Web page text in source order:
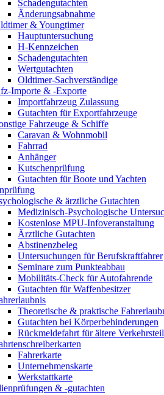
Schadengutachten
Änderungsabnahme
& Youngtimer
Hauptuntersuchung
H-Kennzeichen
Schadengutachten
Wertgutachten
Oldtimer-Sachverständige
Importe & -Exporte
Importfahrzeug Zulassung
Gutachten für Exportfahrzeuge
Fahrzeuge & Schiffe
Caravan & Wohnmobil
Fahrrad
Anhänger
Kutschenprüfung
Gutachten für Boote und Yachten
& ärztliche Gutachten
Medizinisch-Psychologische
Kostenlose MPU-Infoveranstaltung
Ärztliche Gutachten
Abstinenzbeleg
Untersuchungen für Berufskraftfahrer
Seminare zum Punkteabbau
Mobilitäts-Check für Autofahrende
Gutachten für Waffenbesitzer
Theoretische & praktische
Gutachten bei Körperbehinderungen
Rückmeldefahrt für ältere
Fahrerkarte
Unternehmenskarte
Werkstattkarte
& -gutachten